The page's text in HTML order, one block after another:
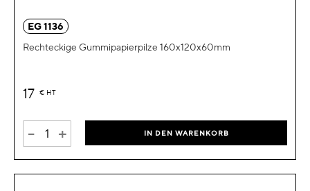
EG 1136
Rechteckige Gummipapierpilze 160x120x60mm
17 € HT
- + IN DEN WARENKORB